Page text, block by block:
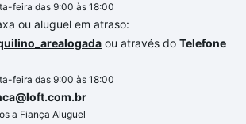
feira das 9:00 às 18:00
ou aluguel em atraso:
ou através do Telefone
feira das 9:00 às 18:00
a Fiança Aluguel